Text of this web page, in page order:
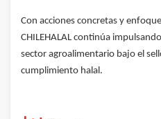
Con acciones concretas y
CHILEHALAL continúa
sector agroalimentario bajo el
cumplimiento halal.